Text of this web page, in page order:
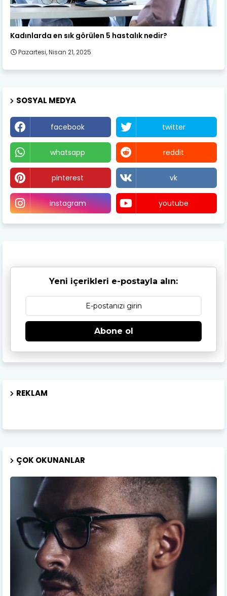
Kadın Sağlığı
Kadınlarda en sık görülen 5 hastalık nedir?
Pazartesi, Nisan 21, 2025
SOSYAL MEDYA
facebook twitter
whatsapp reddit
pinterest vk
instagram youtube
Yeni içerikleri e-postayla alın:
Abone ol
REKLAM
ÇOK OKUNANLAR